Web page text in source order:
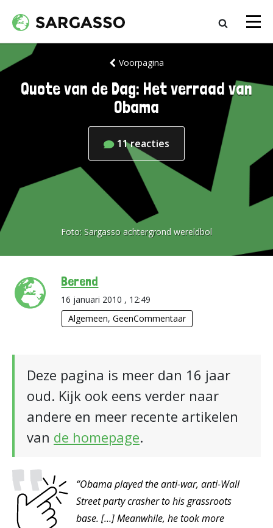
Voorpagina
Quote van de Dag: Het verraad van
Obama
11reacties
Foto: Sargasso achtergrond wereldbol
Berend
16 januari 2010 , 12:49
Algemeen,GeenCommentaar
Deze pagina is meer dan 16 jaar
oud. Kijk ook eens verder naar
andere en meer recente artikelen
van de homepage.
“Obama played the anti-war, anti-Wall
Street party crasher to his grassroots
base. […] Meanwhile, he took more